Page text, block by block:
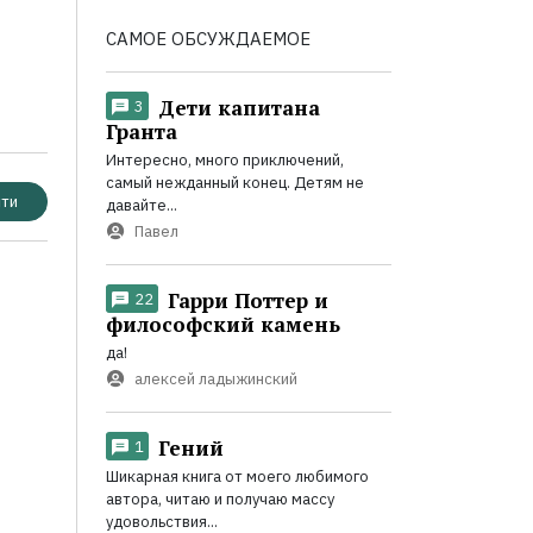
САМОЕ ОБСУЖДАЕМОЕ
3
Дети капитана
Гранта
Интересно, много приключений,
самый нежданный конец. Детям не
давайте...
Павел
22
Гарри Поттер и
философский камень
да!
алексей ладыжинский
1 Гений
Шикарная книга от моего любимого
автора, читаю и получаю массу
удовольствия...